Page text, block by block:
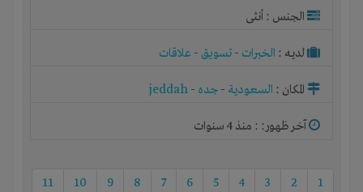
الجنس : أنثى
لديـه : الخبرات - تسويق - علاقات
المكان : السعودية - جده -
jeddah
آخر ظهور: : منذ 4 سنوات
1
2
3
4
5
6
7
8
9
10
11